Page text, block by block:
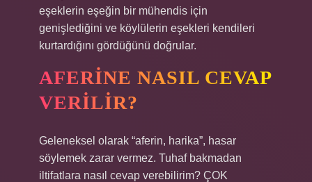
eşeklerin eşeğin bir mühendis için
genişlediğini ve köylülerin eşekleri kendileri
kurtardığını gördüğünü doğrular.
AFERINE NASIL CEVAP
VERILIR?
Geleneksel olarak “aferin, harika”, hasar
söylemek zarar vermez. Tuhaf bakmadan
iltifatlara nasıl cevap verebilirim? ÇOK